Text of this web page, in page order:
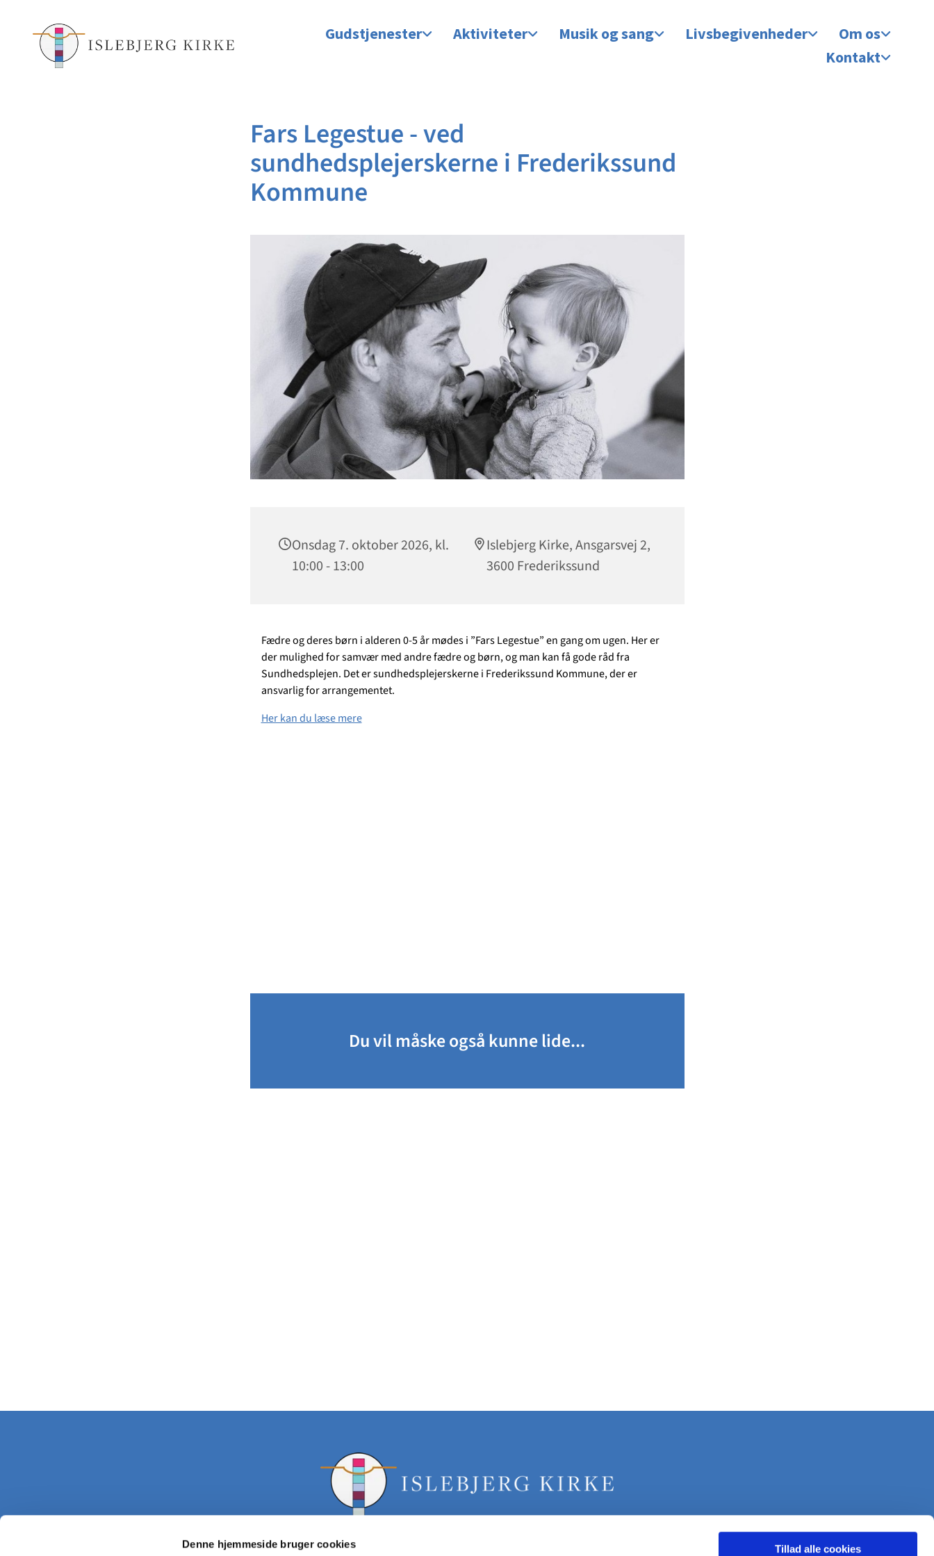
Denne hjemmeside bruger cookies Tillad alle cookies
Gudstjenester Aktiviteter Musik og sang Livsbegivenheder
Om os
Kontakt
Fars Legestue - ved
sundhedsplejerskerne i Frederikssund
Kommune
Onsdag 7. oktober 2026, kl.
10:00 - 13:00
Islebjerg Kirke, Ansgarsvej 2,
3600 Frederikssund
Fædre og deres børn i alderen 0-5 år mødes i ”Fars Legestue” en gang om ugen. Her er
der mulighed for samvær med andre fædre og børn, og man kan få gode råd fra
Sundhedsplejen. Det er sundhedsplejerskerne i Frederikssund Kommune, der er
ansvarlig for arrangementet.
Her kan du læse mere
Du vil måske også kunne lide...